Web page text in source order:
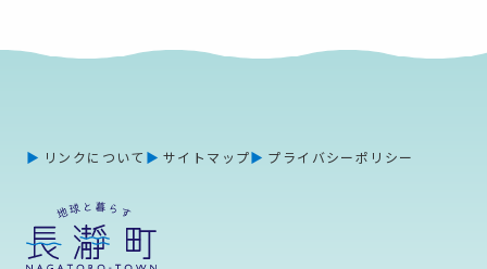
リンクについて サイトマップ プライバシーポリシー